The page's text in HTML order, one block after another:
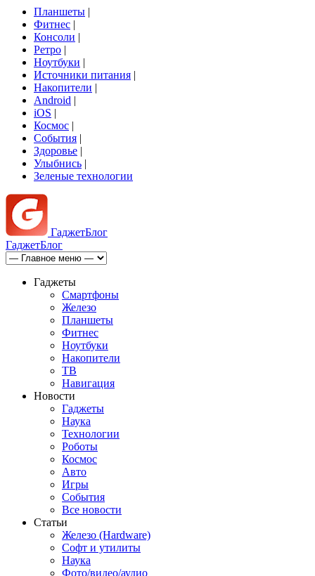
Планшеты |
Фитнес |
Консоли |
Ретро |
Ноутбуки |
Источники питания |
Накопители |
Android |
iOS |
Космос |
События |
Здоровье |
Улыбнись |
Зеленые технологии
ГаджетБлог
ГаджетБлог
Гаджеты
Смартфоны
Железо
Планшеты
Фитнес
Ноутбуки
Накопители
ТВ
Навигация
Новости
Гаджеты
Наука
Технологии
Роботы
Космос
Авто
Игры
События
Все новости
Статьи
Железо (Hardware)
Софт и утилиты
Наука
Фото/видео/аудио